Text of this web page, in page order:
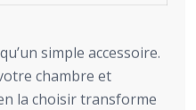
simple accessoire.
chambre et
la choisir transforme